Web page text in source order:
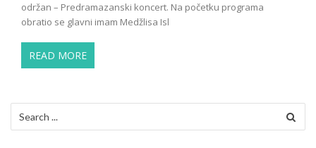
održan – Predramazanski koncert. Na početku programa
obratio se glavni imam Medžlisa Isl
READ MORE
for: